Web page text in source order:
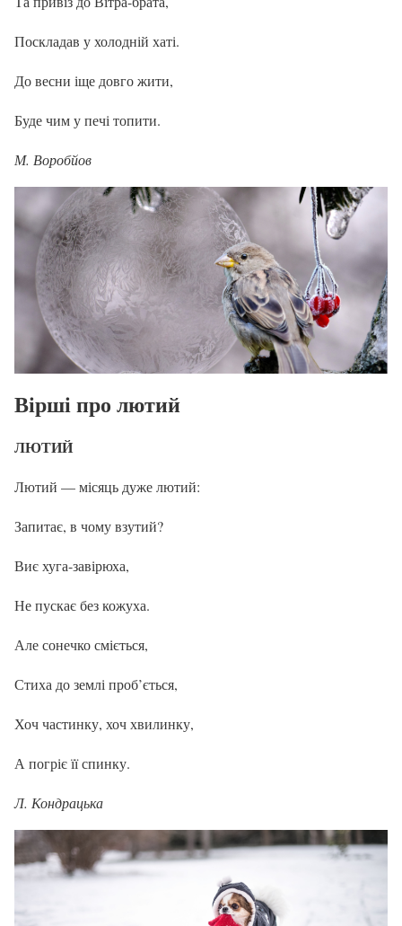
Поскладав у холодній хаті.
До весни іще довго жити,
Буде чим у печі топити.
М. Воробйов
Вірші про лютий
ЛЮТИЙ
Лютий — місяць дуже лютий:
Запитає, в чому взутий?
Виє хуга-завірюха,
Не пускає без кожуха.
Але сонечко сміється,
Стиха до землі проб’ється,
Хоч частинку, хоч хвилинку,
А погріє її спинку.
Л. Кондрацька